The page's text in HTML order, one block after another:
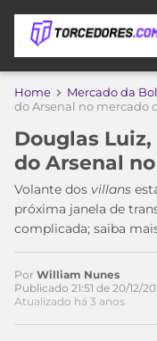
APOSTAS
DE
APOSTA
SITES
DE
APOSTAS
2026
COPA
DO
MUNDO
MEU
TIME
Home Mercado da
do Arsenal no mercado
Douglas
do Arsenal
Volante dos villans
próxima janela de
complicada; saiba
Acesse o
no Twitter
Por William Nunes
Publicado 21:51 de 20/12/
Atualizado há 3 anos